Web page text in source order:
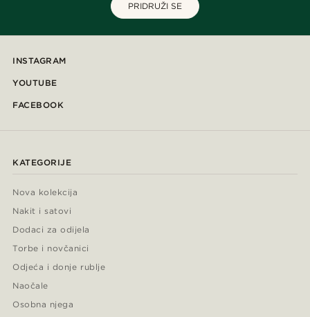
PRIDRUŽI SE
INSTAGRAM
YOUTUBE
FACEBOOK
KATEGORIJE
Nova kolekcija
Nakit i satovi
Dodaci za odijela
Torbe i novčanici
Odjeća i donje rublje
Naočale
Osobna njega